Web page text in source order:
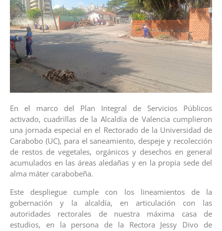
En el marco del Plan Integral de Servicios Públicos
activado, cuadrillas de la Alcaldía de Valencia cumplieron
una jornada especial en el Rectorado de la Universidad de
Carabobo (UC), para el saneamiento, despeje y recolección
de restos de vegetales, orgánicos y desechos en general
acumulados en las áreas aledañas y en la propia sede del
alma máter carabobeña.
Este despliegue cumple con los lineamientos de la
gobernación y la alcaldía, en articulación con las
autoridades rectorales de nuestra máxima casa de
estudios, en la persona de la Rectora Jessy Divo de